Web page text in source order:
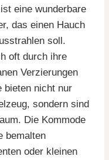
eine wunderbare
das einen Hauch
soll.
oft durch ihre
Verzierungen
bieten nicht nur
sondern sind
Die Kommode
bemalten
oder kleinen